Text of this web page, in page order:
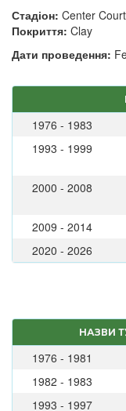
Стадіон: Center
Покриття: Clay
Дати проведення:
1976 - 1983
1993 - 1999
2000 - 2008
2009 - 2014
2020 - 2026
НАЗВИ
1976 - 1981
1982 - 1983
1993 - 1997